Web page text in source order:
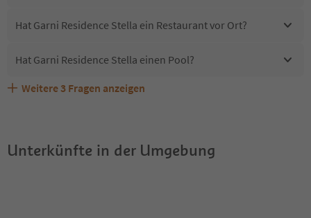
Hat Garni Residence Stella ein Restaurant vor Ort?
Hat Garni Residence Stella einen Pool?
Sind Haustiere in der Unterkunft Garni Residence Stella
Welche Services bietet Garni Residence Stella?
Erhalten die Gäste von Garni Residence Stella einen
Weitere 3 Fragen anzeigen
Unterkünfte in der Umgebung